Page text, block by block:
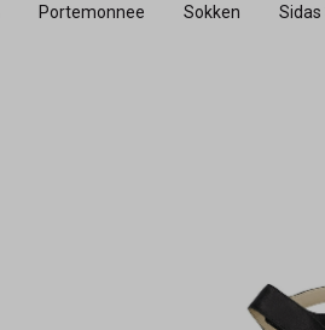
Portemonnee Sokken Sidas